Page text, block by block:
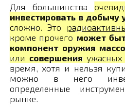
Для большинства
инвестировать в добычу
сложно. Это
кроме прочего может
компонент оружия
или совершения ужасных
время, хотя и нельзя
можно в него
определенные
рынке.